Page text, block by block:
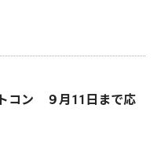
コン ９月11日まで応